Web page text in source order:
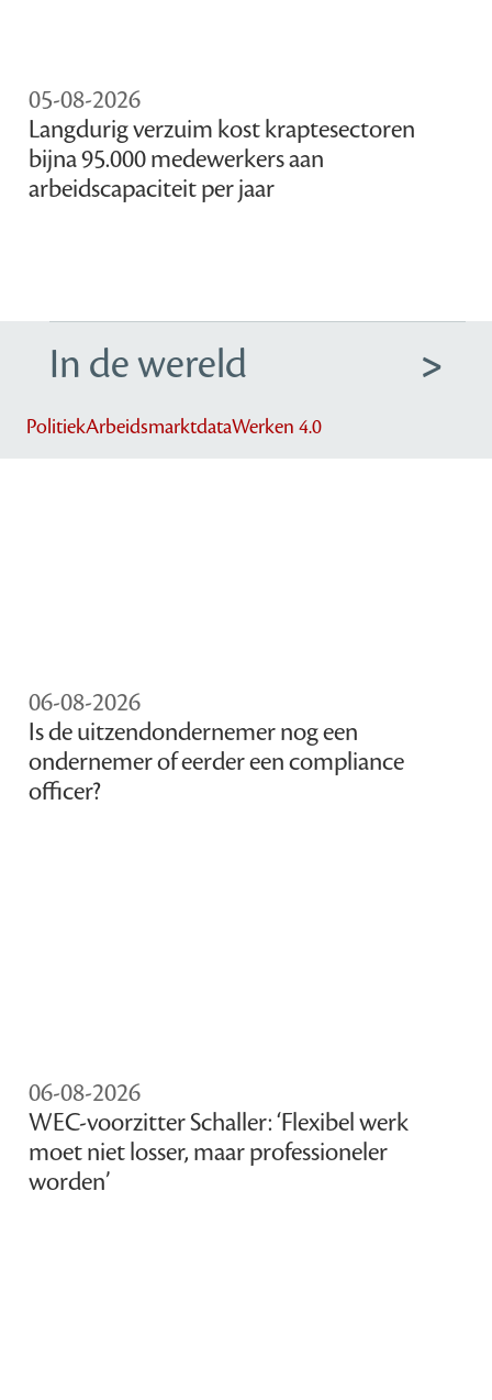
05-08-2026
Langdurig verzuim kost kraptesectoren
bijna 95.000 medewerkers aan
arbeidscapaciteit per jaar
In de wereld
PolitiekArbeidsmarktdataWerken 4.0
06-08-2026
Is de uitzendondernemer nog een
ondernemer of eerder een compliance
officer?
06-08-2026
WEC-voorzitter Schaller: ‘Flexibel werk
moet niet losser, maar professioneler
worden’